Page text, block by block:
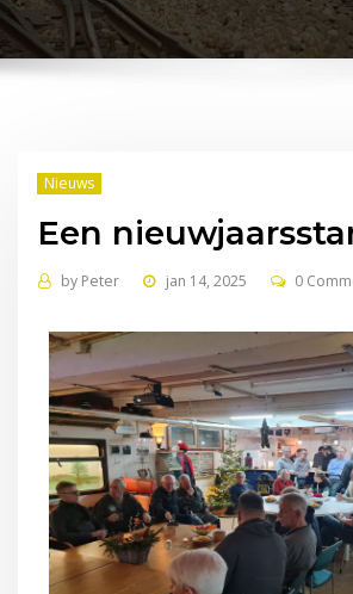
Nieuws
Een
by Peter jan 14, 2025 0